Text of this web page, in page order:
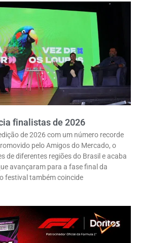
finalistas de 2026
de 2026 com um número recorde
pelo Amigos do Mercado, o
de diferentes regiões do Brasil e acaba
avançaram para a fase final da
festival também coincide